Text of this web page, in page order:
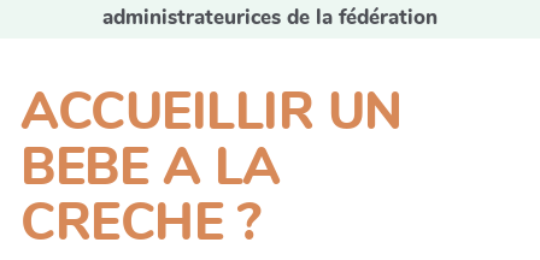
administrateurices de la fédération
ACCUEILLIR UN
BEBE A LA
CRECHE ?